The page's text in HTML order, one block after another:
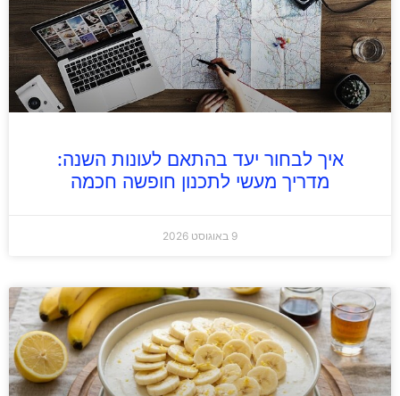
איך לבחור יעד בהתאם לעונות השנה:
מדריך מעשי לתכנון חופשה חכמה
9 באוגוסט 2026